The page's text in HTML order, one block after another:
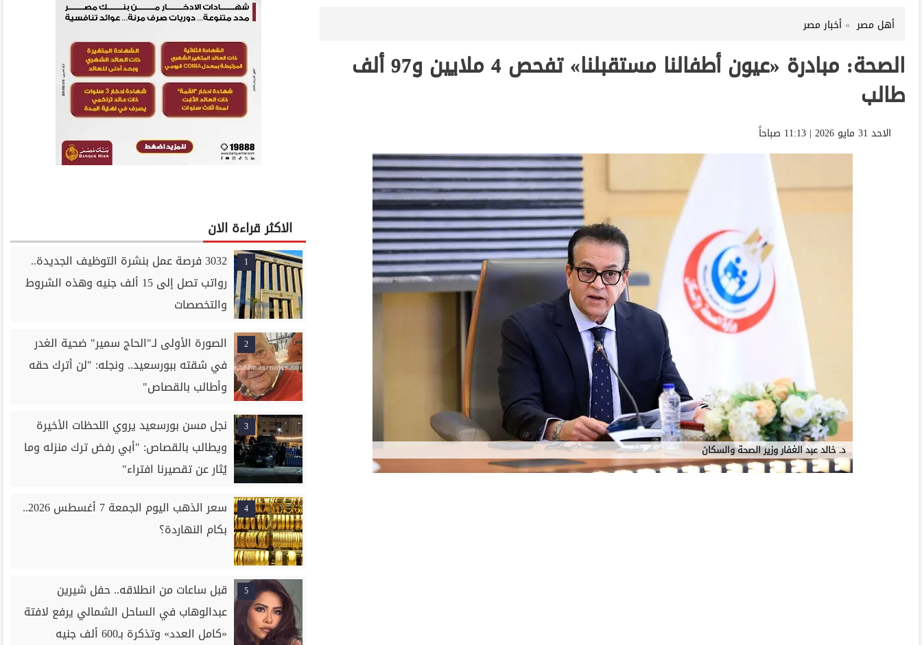
أهل مصر أخبار مصر
الصحة: مبادرة «عيون أطفالنا مستقبلنا» تفحص 4 ملايين و97 ألف
طالب
الاحد 31 مايو 2026 | 11:13 صباحاً
د. خالد عبد الغفار وزير الصحة والسكان
الاكثر قراءة الان
1
3032 فرصة عمل بنشرة التوظيف الجديدة..
رواتب تصل إلى 15 ألف جنيه وهذه الشروط
والتخصصات
2
الصورة الأولى لـ"الحاج سمير" ضحية الغدر
في شقته ببورسعيد.. ونجله: "لن أترك حقه
وأطالب بالقصاص"
3
نجل مسن بورسعيد يروي اللحظات الأخيرة
ويطالب بالقصاص: "أبي رفض ترك منزله وما
يُثار عن تقصيرنا افتراء"
4
سعر الذهب اليوم الجمعة 7 أغسطس 2026..
بكام النهاردة؟
5
قبل ساعات من انطلاقه.. حفل شيرين
عبدالوهاب في الساحل الشمالي يرفع لافتة
«كامل العدد» وتذكرة بـ600 ألف جنيه